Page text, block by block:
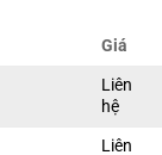
Giá
Liên
hệ
Liên